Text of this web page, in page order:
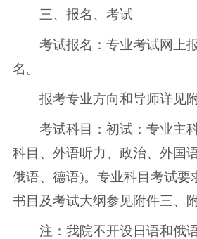
三、报名、考试
考试报名：专业考试网上报
名。
报考专业方向和导师详见附
考试科目：初试：专业主科
科目、外语听力、政治、外国
俄语、德语)。专业科目考试要
书目及考试大纲参见附件三、附
注：我院不开设日语和俄语